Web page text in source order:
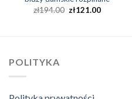
zł194.00 zł121.00
POLITYKA